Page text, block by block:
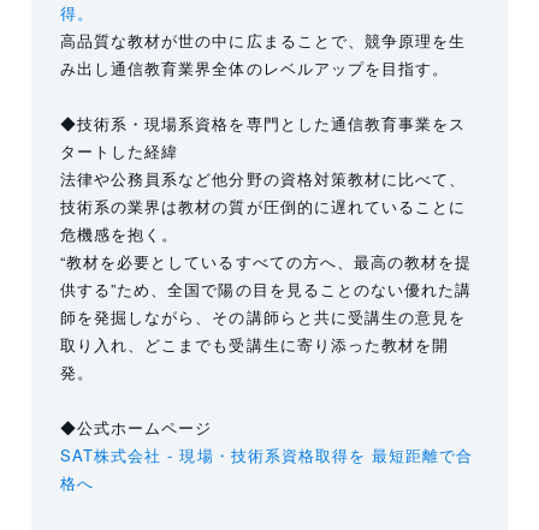
得。
高品質な教材が世の中に広まることで、競争原理を生
み出し通信教育業界全体のレベルアップを目指す。
◆技術系・現場系資格を専門とした通信教育事業をス
タートした経緯
法律や公務員系など他分野の資格対策教材に比べて、
技術系の業界は教材の質が圧倒的に遅れていることに
危機感を抱く。
“教材を必要としているすべての方へ、最高の教材を提
供する”ため、全国で陽の目を見ることのない優れた講
師を発掘しながら、その講師らと共に受講生の意見を
取り入れ、どこまでも受講生に寄り添った教材を開
発。
◆公式ホームページ
SAT株式会社 - 現場・技術系資格取得を 最短距離で合
格へ